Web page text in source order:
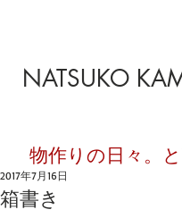
NATSUKO
物作りの日々。
箱書き
2017年7月16日